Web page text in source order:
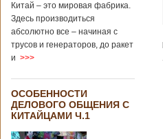
Китай – это мировая фабрика.
Здесь производиться
абсолютно все – начиная с
трусов и генераторов, до ракет
и >>>
ОСОБЕННОСТИ
ДЕЛОВОГО ОБЩЕНИЯ С
КИТАЙЦАМИ Ч.1